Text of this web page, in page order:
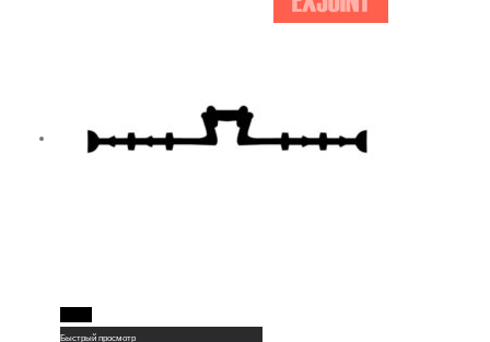
Быстрый просмотр